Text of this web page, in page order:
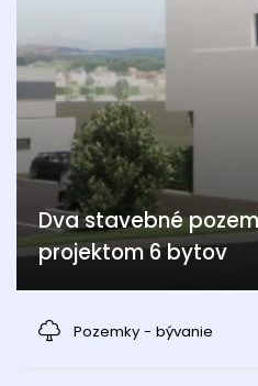
Dva stavebné
projektom 6 bytov
Pozemky - bývanie